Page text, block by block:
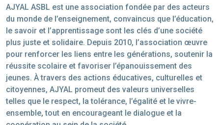
AJYAL ASBL est une association fondée par des acteurs
du monde de l’enseignement, convaincus que l’éducation,
le savoir et l’apprentissage sont les clés d’une société
plus juste et solidaire. Depuis 2010, l’association œuvre
pour renforcer les liens entre les générations, soutenir la
réussite scolaire et favoriser l’épanouissement des
jeunes. À travers des actions éducatives, culturelles et
citoyennes, AJYAL promeut des valeurs universelles
telles que le respect, la tolérance, l’égalité et le vivre-
ensemble, tout en encourageant le dialogue et la